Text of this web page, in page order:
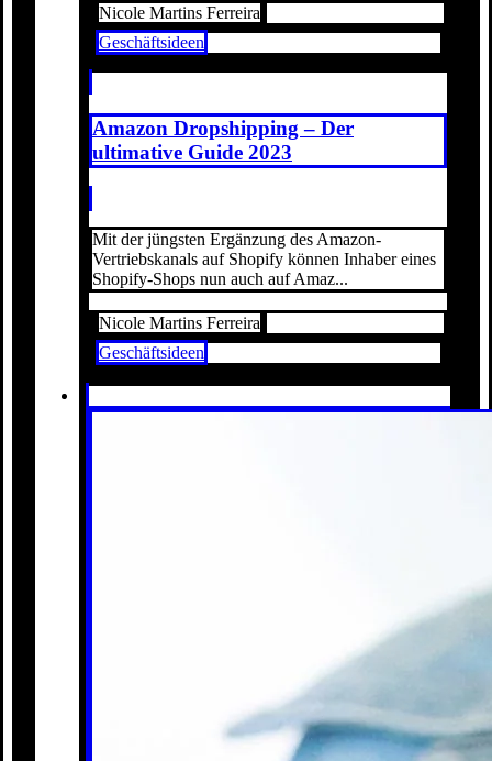
Nicole Martins Ferreira
Geschäftsideen
Amazon Dropshipping – Der
ultimative Guide 2023
Mit der jüngsten Ergänzung des Amazon-
Vertriebskanals auf Shopify können Inhaber eines
Shopify-Shops nun auch auf Amaz...
Nicole Martins Ferreira
Geschäftsideen